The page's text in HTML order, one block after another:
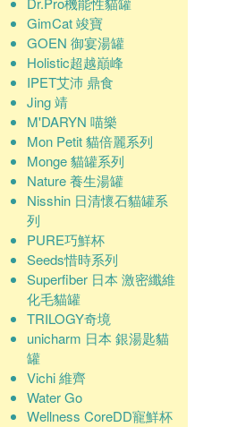
GimCat 竣寶
GOEN 御宴湯罐
Holistic超越巔峰
IPET艾沛 鼎食
Jing 靖
M'DARYN 喵樂
Mon Petit 貓倍麗系列
Monge 貓罐系列
Nature 養生湯罐
Nisshin 日清懷石貓罐系
列
PURE巧鮮杯
Seeds惜時系列
Superfiber 日本 激密纖維
化毛貓罐
TRILOGY奇境
unicharm 日本 銀湯匙貓
罐
Vichi 維齊
Water Go
Wellness CoreDD寵鮮杯